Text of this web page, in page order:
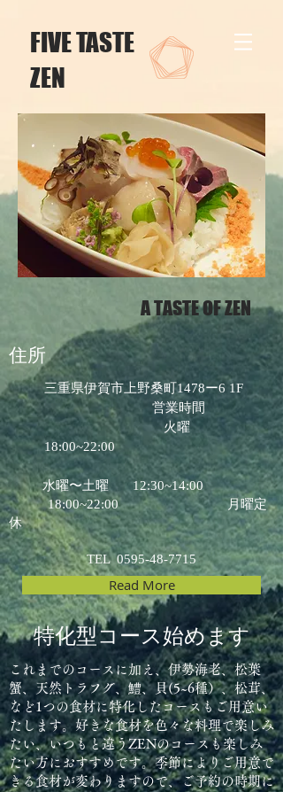
​FIVE TASTE
ZEN
A TASTE OF ZEN
住所
三重県伊賀市上野桑町1478ー6 1F
営業時間
火曜
18:00~22:00
水曜〜土曜 12:30~14:00
18:00~22:00 月曜定
休
TEL 0595-48-7715
Read More
​特化型コース始めます
これまでのコースに加え ​、伊勢海老、松葉
蟹、天然トラフグ、鱧、貝(5~6種）、松茸、
など1つの食材に特化したコースもご用意い
たします。好きな食材を色々な料理で楽しみ
たい、いつもと違うZENのコースも楽しみ
たい方におすすめです。季節によりご用意で
きる食材が変わりますので、ご予約の時期に